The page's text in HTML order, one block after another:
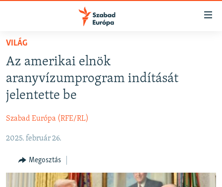
Akadálymentes
Ugrás
fő
oldalra
Ugrás
tartalomjegyzékre
NAPIRENDEN
PODCASTOK
ELEMZŐ
NER15
SZABADON
TÁRSADALOM
VILÁG
Az amerikai elnök
aranyvízumprogram indítását
jelentette be
Szabad Európa (RFE/RL)
2025. február 26.
Megosztás
FELIRATKOZÁS
Spotify